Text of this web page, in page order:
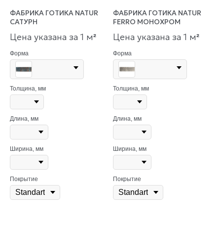
ФАБРИКА ГОТИКА NATUR
САТУРН
Цена указана за 1 м²
Форма
Толщина, мм
Длина, мм
Ширина, мм
Покрытие
ФАБРИКА ГОТИКА NATUR
FERRO МОНОХРОМ
Цена указана за 1 м²
Форма
Толщина, мм
Длина, мм
Ширина, мм
Покрытие